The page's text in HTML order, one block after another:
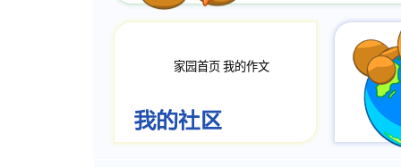
家园首页 我的作文